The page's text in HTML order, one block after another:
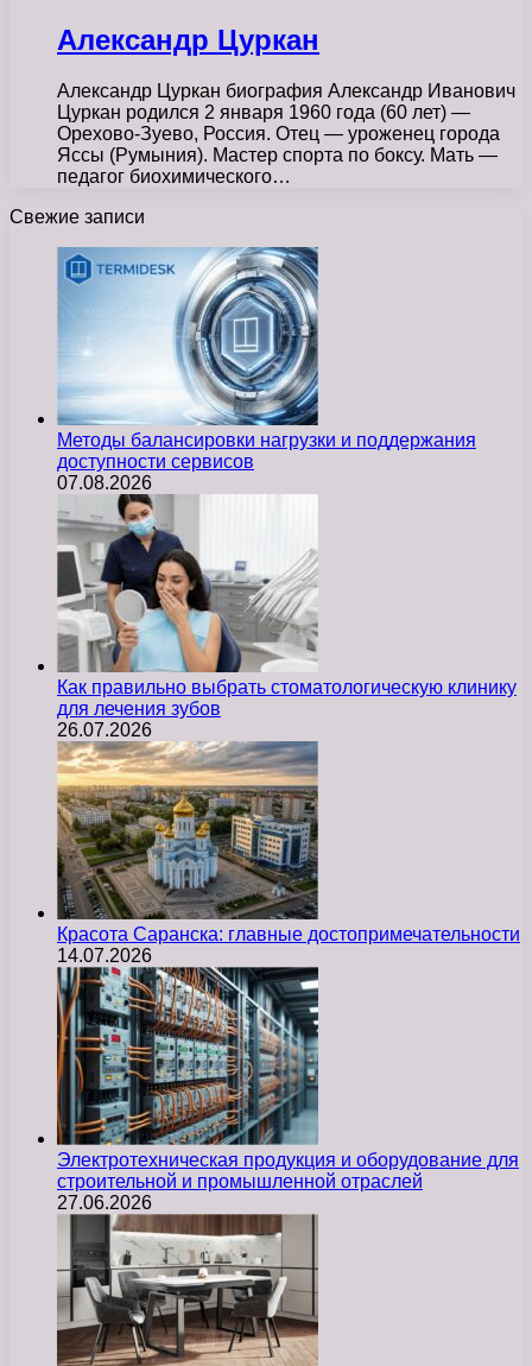
Александр Цуркан
Александр Цуркан биография Александр Иванович
Цуркан родился 2 января 1960 года (60 лет) —
Орехово-Зуево, Россия. Отец — уроженец города
Яссы (Румыния). Мастер спорта по боксу. Мать —
педагог биохимического…
Свежие записи
Методы балансировки нагрузки и поддержания
доступности сервисов
07.08.2026
Как правильно выбрать стоматологическую клинику
для лечения зубов
26.07.2026
Красота Саранска: главные достопримечательности
14.07.2026
Электротехническая продукция и оборудование для
строительной и промышленной отраслей
27.06.2026